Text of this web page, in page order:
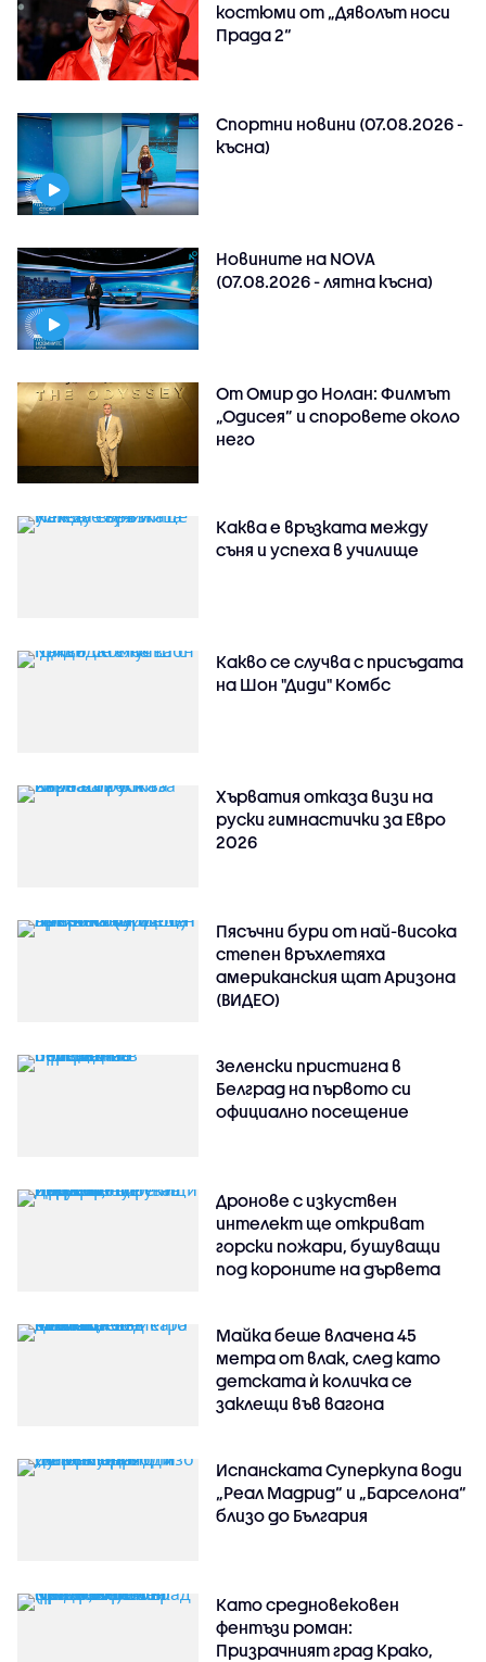
костюми от „Дяволът носи
Прада 2“
Спортни новини (07.08.2026 -
късна)
Новините на NOVA
(07.08.2026 - лятна късна)
От Омир до Нолан: Филмът
„Одисея” и споровете около
него
Каква е връзката между
съня и успеха в училище
Какво се случва с присъдата
на Шон "Диди" Комбс
Хърватия отказа визи на
руски гимнастички за Евро
2026
Пясъчни бури от най-висока
степен връхлетяха
американския щат Аризона
(ВИДЕО)
Зеленски пристигна в
Белград на първото си
официално посещение
Дронове с изкуствен
интелект ще откриват
горски пожари, бушуващи
под короните на дървета
Майка беше влачена 45
метра от влак, след като
детската ѝ количка се
заклещи във вагона
Испанската Суперкупа води
„Реал Мадрид“ и „Барселона“
близо до България
Като средновековен
фентъзи роман:
Призрачният град Крако,